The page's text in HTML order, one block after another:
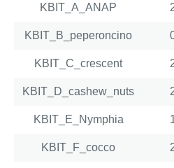
KBIT_A_ANAP
KBIT_B_peperoncino
KBIT_C_crescent
KBIT_D_cashew_nuts
KBIT_E_Nymphia
KBIT_F_cocco